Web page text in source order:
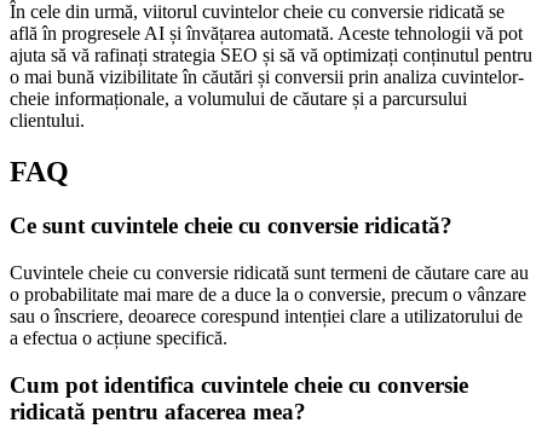
În cele din urmă, viitorul cuvintelor cheie cu conversie ridicată se
află în progresele AI și învățarea automată. Aceste tehnologii vă pot
ajuta să vă rafinați strategia SEO și să vă optimizați conținutul pentru
o mai bună vizibilitate în căutări și conversii prin analiza cuvintelor-
cheie informaționale, a volumului de căutare și a parcursului
clientului.
FAQ
Ce sunt cuvintele cheie cu conversie ridicată?
Cuvintele cheie cu conversie ridicată sunt termeni de căutare care au
o probabilitate mai mare de a duce la o conversie, precum o vânzare
sau o înscriere, deoarece corespund intenției clare a utilizatorului de
a efectua o acțiune specifică.
Cum pot identifica cuvintele cheie cu conversie
ridicată pentru afacerea mea?